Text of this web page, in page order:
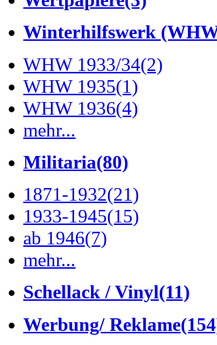
Winterhilfswerk
WHW 1933/34(2)
WHW 1935(1)
WHW 1936(4)
mehr...
Militaria(80)
1871-1932(21)
1933-1945(15)
ab 1946(7)
mehr...
Schellack / Vinyl(11)
Werbung/ Reklame